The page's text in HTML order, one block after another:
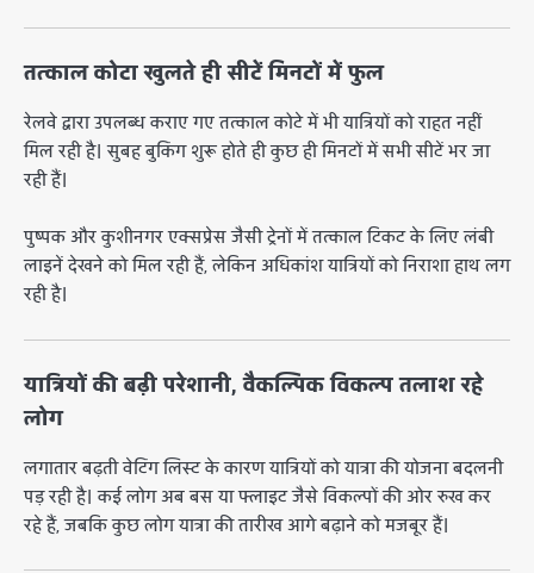
तत्काल कोटा खुलते ही सीटें मिनटों में फुल
रेलवे द्वारा उपलब्ध कराए गए तत्काल कोटे में भी यात्रियों को राहत नहीं
मिल रही है। सुबह बुकिंग शुरू होते ही कुछ ही मिनटों में सभी सीटें भर जा
रही हैं।
पुष्पक और कुशीनगर एक्सप्रेस जैसी ट्रेनों में तत्काल टिकट के लिए लंबी
लाइनें देखने को मिल रही हैं, लेकिन अधिकांश यात्रियों को निराशा हाथ लग
रही है।
यात्रियों की बढ़ी परेशानी, वैकल्पिक विकल्प तलाश रहे
लोग
लगातार बढ़ती वेटिंग लिस्ट के कारण यात्रियों को यात्रा की योजना बदलनी
पड़ रही है। कई लोग अब बस या फ्लाइट जैसे विकल्पों की ओर रुख कर
रहे हैं, जबकि कुछ लोग यात्रा की तारीख आगे बढ़ाने को मजबूर हैं।